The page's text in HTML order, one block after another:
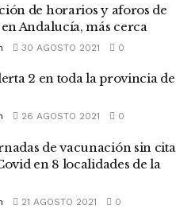
de horarios y aforos de
Andalucía, más cerca
30 AGOSTO 2021 0
2 en toda la provincia de
26 AGOSTO 2021 0
de vacunación sin cita
en 8 localidades de la
21 AGOSTO 2021 0